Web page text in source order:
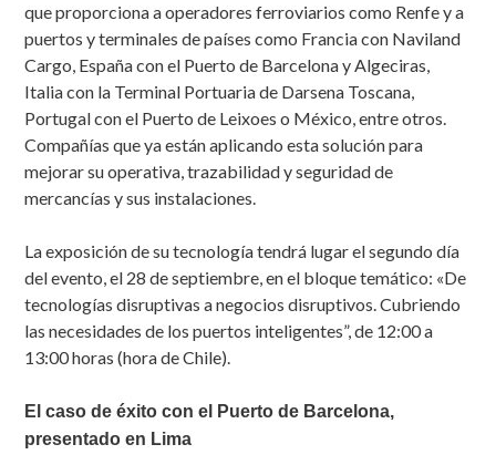
que proporciona a operadores ferroviarios como Renfe y a
puertos y terminales de países como Francia con Naviland
Cargo, España con el Puerto de Barcelona y Algeciras,
Italia con la Terminal Portuaria de Darsena Toscana,
Portugal con el Puerto de Leixoes o México, entre otros.
Compañías que ya están aplicando esta solución para
mejorar su operativa, trazabilidad y seguridad de
mercancías y sus instalaciones.
La exposición de su tecnología tendrá lugar el segundo día
del evento, el 28 de septiembre, en el bloque temático: «De
tecnologías disruptivas a negocios disruptivos. Cubriendo
las necesidades de los puertos inteligentes”, de 12:00 a
13:00 horas (hora de Chile).
El caso de éxito con el Puerto de Barcelona,
presentado en Lima